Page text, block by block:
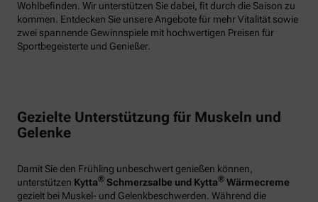
Wohlbefinden. Wir unterstützen Sie dabei, fit durch die Saison zu
kommen. Entdecken Sie unsere Angebote für mehr Vitalität sowie
zwei spannende Gewinnspiele mit hochwertigen Preisen für
Sportbegeisterte und Genießer.
Gezielte Unterstützung für Muskeln und
Gelenke
Damit Sie den Frühling unbeschwert genießen können,
unterstützen Kytta® Schmerzsalbe und Kytta® Wärmecreme
gezielt bei Muskel- und Gelenkbeschwerden. Während die